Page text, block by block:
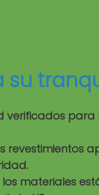
su
verificados
revestimientos
materiales